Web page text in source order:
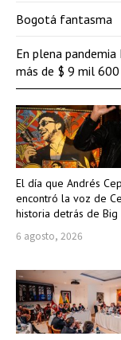
El día que Andrés
encontró la voz de
historia detrás de Big
6 agosto, 2026
Bogotá fantasma
En plena
más de $ 9 mil